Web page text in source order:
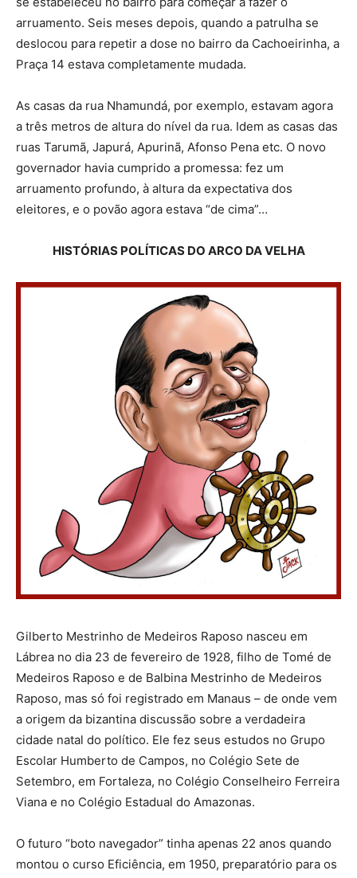
arruamento. Seis meses depois, quando a patrulha se
deslocou para repetir a dose no bairro da Cachoeirinha, a
Praça 14 estava completamente mudada.
As casas da rua Nhamundá, por exemplo, estavam agora
a três metros de altura do nível da rua. Idem as casas das
ruas Tarumã, Japurá, Apurinã, Afonso Pena etc. O novo
governador havia cumprido a promessa: fez um
arruamento profundo, à altura da expectativa dos
eleitores, e o povão agora estava “de cima”…
HISTÓRIAS POLÍTICAS DO ARCO DA VELHA
Gilberto Mestrinho de Medeiros Raposo nasceu em
Lábrea no dia 23 de fevereiro de 1928, filho de Tomé de
Medeiros Raposo e de Balbina Mestrinho de Medeiros
Raposo, mas só foi registrado em Manaus – de onde vem
a origem da bizantina discussão sobre a verdadeira
cidade natal do político. Ele fez seus estudos no Grupo
Escolar Humberto de Campos, no Colégio Sete de
Setembro, em Fortaleza, no Colégio Conselheiro Ferreira
Viana e no Colégio Estadual do Amazonas.
O futuro “boto navegador” tinha apenas 22 anos quando
montou o curso Eficiência, em 1950, preparatório para os